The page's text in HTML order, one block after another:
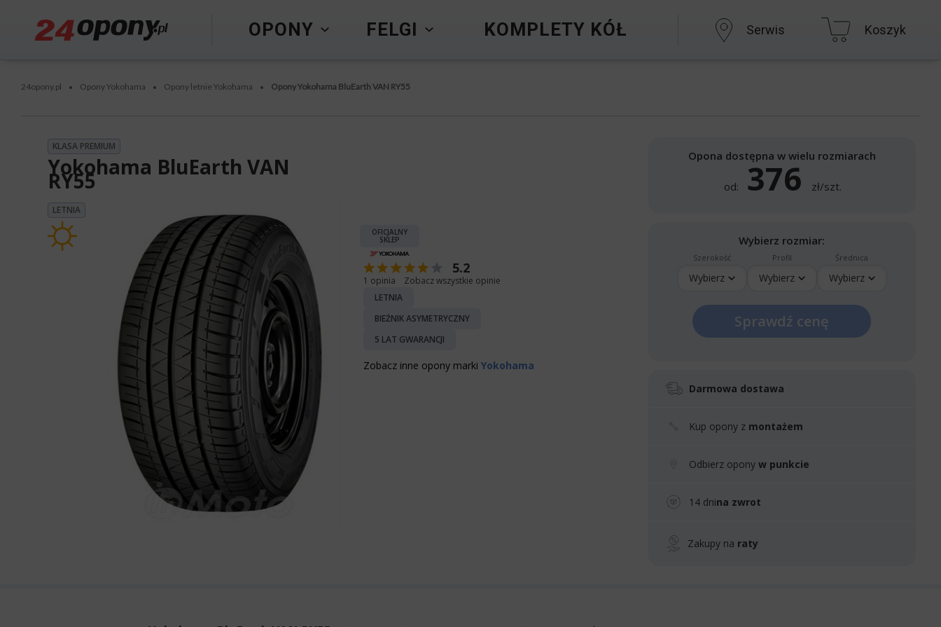
OPONY FELGI KOMPLETY KÓŁ Serwis Koszyk
24opony.pl • Opony Yokohama • Opony letnie Yokohama • Opony Yokohama BluEarth VAN RY55
KLASA PREMIUM
Yokohama BluEarth VAN
RY55
LETNIA
Opona dostępna w wielu rozmiarach
od: 376 zł/szt.
Wybierz rozmiar:
Szerokość
Wybierz
Profil
Wybierz
Średnica
Wybierz
Sprawdź cenę
Darmowa dostawa
Kup opony z montażem
Odbierz opony w punkcie
14 dnina zwrot
Zakupy na raty
OFICJALNY
SKLEP
5.2
1 opinia
Zobacz wszystkie opinie
LETNIA
BIEŻNIK ASYMETRYCZNY
5 LAT GWARANCJI
Zobacz inne opony marki Yokohama